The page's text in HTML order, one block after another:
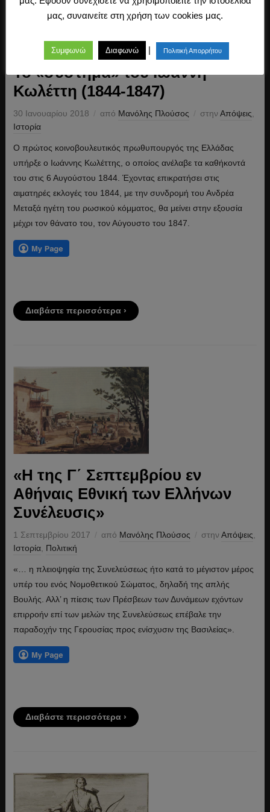
Το «σύστημα» του Ιωάννη
Κωλέττη (1844-1847)
30 Ιανουαρίου 2018 από Μανόλης Πλούσος στηνΑπόψεις
Ιστορία
Ο πρώτος κοινοβουλευτικός πρωθυπουργός της Ελλάδας
υπήρξε ο Ιωάννης Κωλέττης, ο οποίος ανέλαβε τα καθήκοντά
του στις 6 Αυγούστου 1844. Έχοντας επικρατήσει στις
αιματηρές εκλογές του 1844, με την συνδρομή του Ανδρέα
Μεταξά ηγέτη του ρωσικού κόμματος, θα μείνει στην εξουσία
μέχρι τον θάνατο του, τον Αύγουστο του 1847.
Διαβάστε περισσότερα ›
«Η της Γ΄ Σεπτεμβρίου εν
Αθήναις Εθνική των Ελλήνων
Συνέλευσις»
1 Σεπτεμβρίου 2017 από Μανόλης Πλούσος στηνΑπόψεις
Ιστορία, Πολιτική
«… η πλειοψηφία της Συνελεύσεως ήτο κατά το μέγιστον μέρος
υπέρ του ενός Νομοθετικού Σώματος, δηλαδή της απλής
Βουλής. Αλλ’ η πίεσις των Πρέσβεων των Δυνάμεων εχόντων
επιρροήν επί των μελών της Συνελεύσεως επέβαλε την
παραδοχήν της Γερουσίας προς ενίσχυσιν της Βασιλείας».
Διαβάστε περισσότερα ›
μας, συναινείτε στη χρήση των cookies μας.
Συμφωνώ Διαφωνώ | Πολιτική Απορρήτου